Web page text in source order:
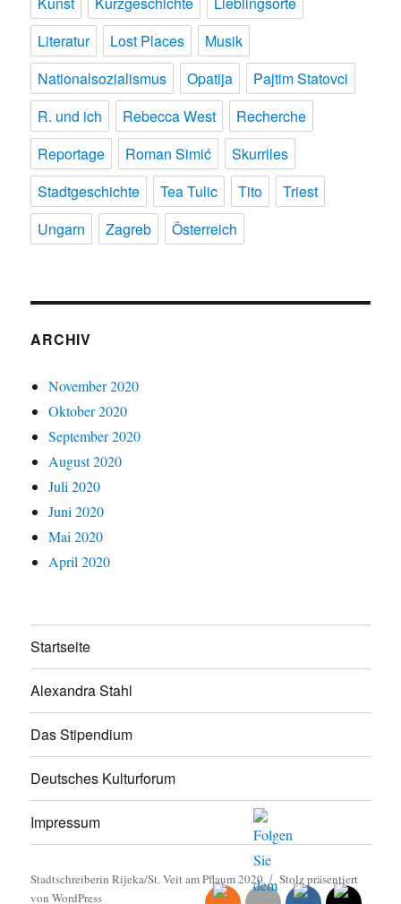
Literatur
Lost Places
Musik
Nationalsozialismus
Opatija
Pajtim Statovci
R. und ich
Rebecca West
Recherche
Reportage
Roman Simić
Skurriles
Stadtgeschichte
Tea Tulic Tito
Triest
Ungarn
Zagreb Österreich
ARCHIV
November 2020
Oktober 2020
September 2020
August 2020
Juli 2020
Juni 2020
Mai 2020
April 2020
Startseite
Alexandra Stahl
Das Stipendium
Deutsches Kulturforum
Impressum
Stadtschreiberin Rijeka/St. Veit am Pflaum 2020
Stolz präsentiert
von WordPress